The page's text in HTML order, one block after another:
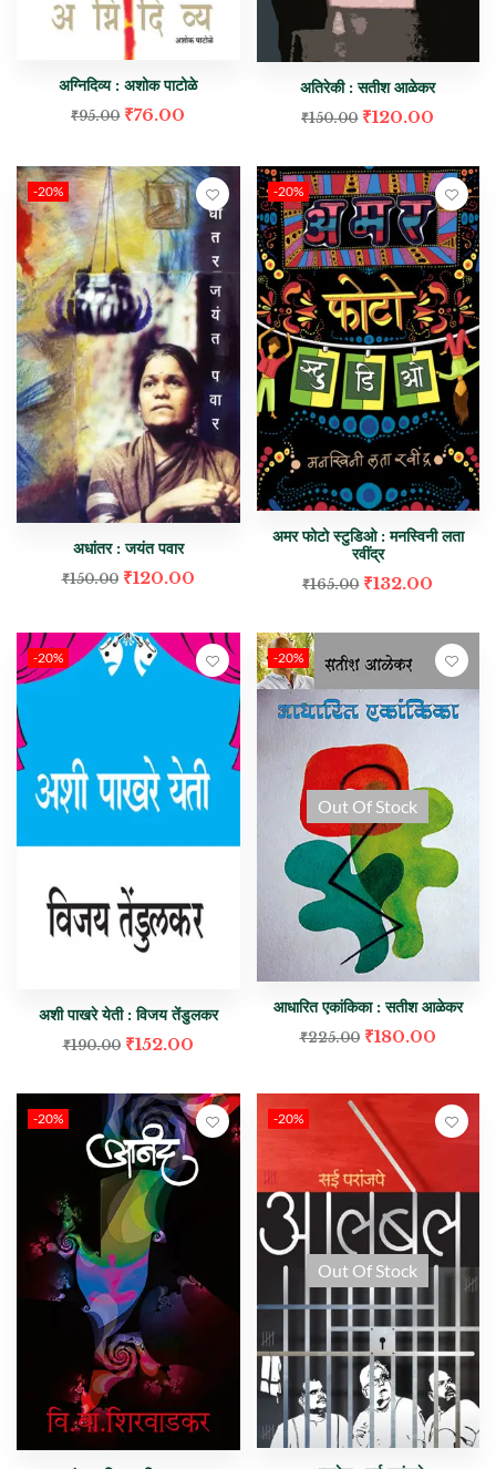
अग्निदिव्य : अशोक पाटोळे
₹95.00 ₹76.00
अतिरेकी : सतीश आळेकर
₹150.00 ₹120.00
-20%
अधांतर : जयंत पवार
₹150.00 ₹120.00
-20%
अमर फोटो स्टुडिओ : मनस्विनी लता
रवींद्र
₹165.00 ₹132.00
-20%
अशी पाखरे येती : विजय तेंडुलकर
₹190.00 ₹152.00
-20%
Out Of Stock
आधारित एकांकिका : सतीश आळेकर
₹225.00 ₹180.00
-20% -20%
Out Of Stock